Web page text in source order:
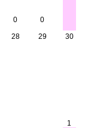
0
28
0
29
30
1